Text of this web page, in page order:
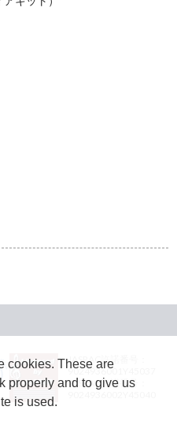
JASRAC許諾番号：
9024936001Y45037
JASRAC許諾番号：
cookies. These are
properly and to give us
is used.